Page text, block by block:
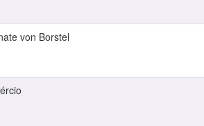
von Borstel